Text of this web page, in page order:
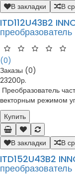
В закладки В
ITD112U43B2
преобразователь
(0)
Заказы (0)
23200р.
Преобразователь
векторным режимом
Купить
В закладки В
ITD152U43B2
преобразователь